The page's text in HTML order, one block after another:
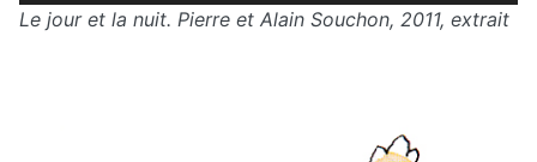
Le jour et la nuit. Pierre et Alain Souchon, 2011, extrait